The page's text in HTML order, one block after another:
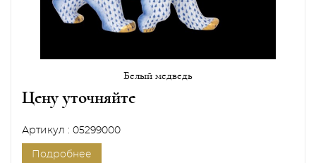
Белый медведь
Цену уточняйте
Артикул : 05299000
Подробнее